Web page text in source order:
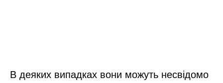
В деяких випадках вони можуть несвідомо